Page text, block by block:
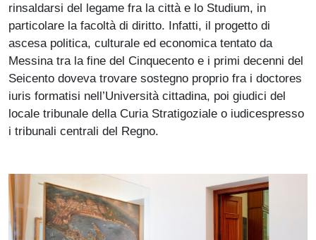
rinsaldarsi del legame fra la città e lo Studium, in
particolare la facoltà di diritto. Infatti, il progetto di
ascesa politica, culturale ed economica tentato da
Messina tra la fine del Cinquecento e i primi decenni del
Seicento doveva trovare sostegno proprio fra i doctores
iuris formatisi nell’Università cittadina, poi giudici del
locale tribunale della Curia Stratigoziale o iudicespresso
i tribunali centrali del Regno.